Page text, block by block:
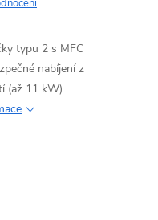
typu 2 s MFC
nabíjení z
(až 11 kW).